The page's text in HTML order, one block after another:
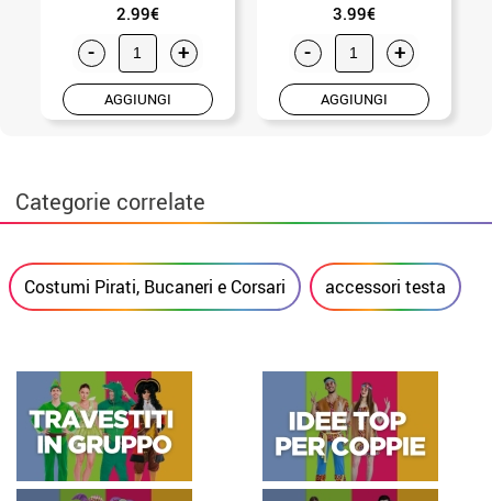
2.99€
- +
AGGIUNGI
3.99€
- +
AGGIUNGI
Categorie correlate
Costumi Pirati, Bucaneri e Corsari accessori testa